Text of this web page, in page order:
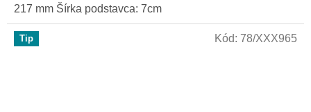
217 mm Šírka podstavca: 7cm
Tip Kód: 78/XXX965